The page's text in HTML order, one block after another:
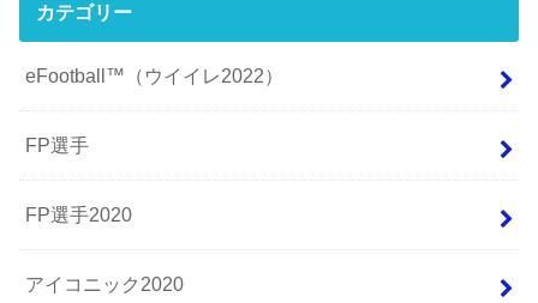
カテゴリー
eFootball™（ウイイレ2022）
FP選手
FP選手2020
アイコニック2020